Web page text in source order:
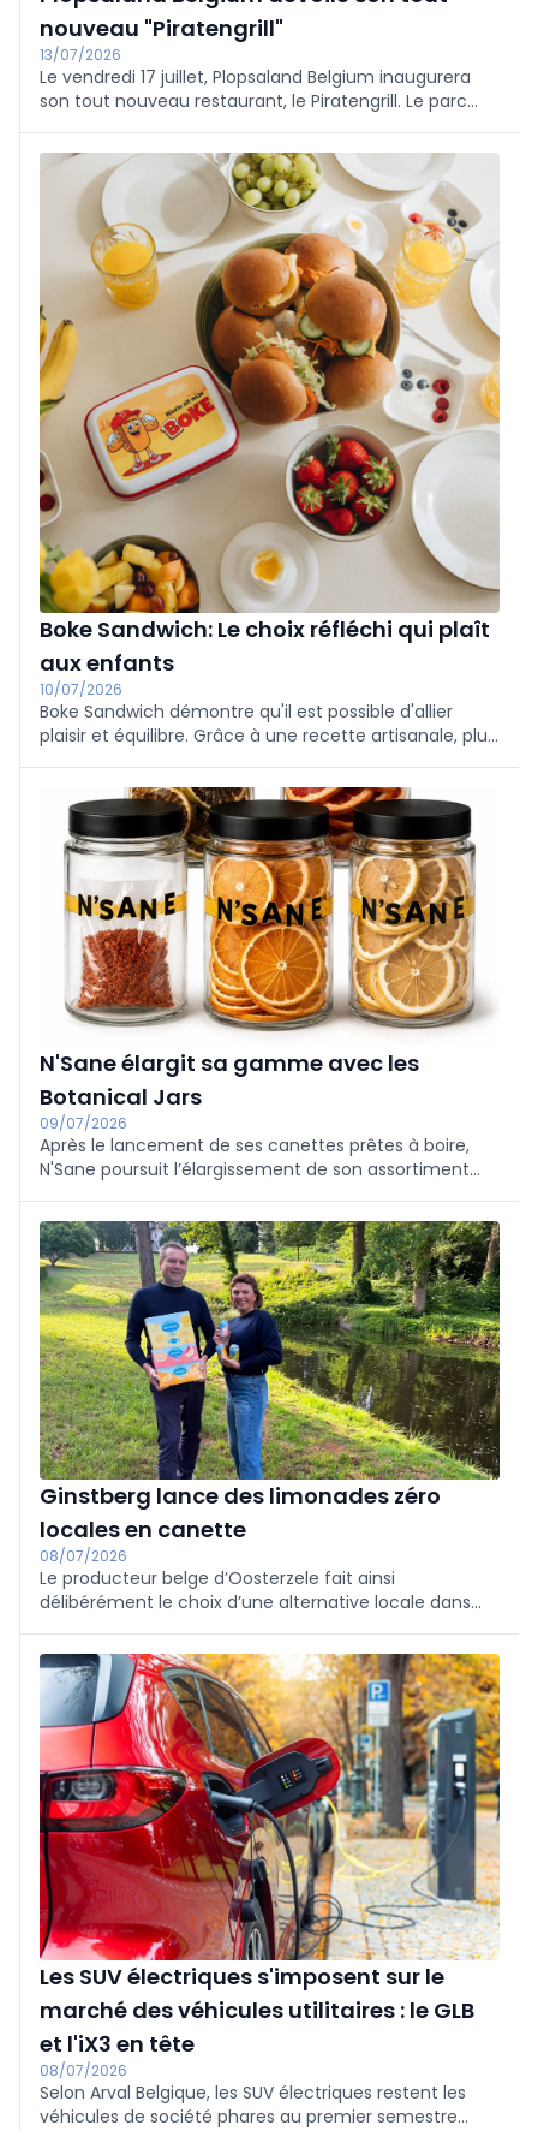
nouveau "Piratengrill"
13/07/2026
Le vendredi 17 juillet, Plopsaland Belgium inaugurera
son tout nouveau restaurant, le Piratengrill. Le parc
gastronomique à un niveau supérieur. Nous avons eu
la chance de jeter un coup d'œil dans les coulisses.
Boke Sandwich: Le choix réfléchi qui plaît
aux enfants
10/07/2026
Boke Sandwich démontre qu'il est possible d'allier
plaisir et équilibre. Grâce à une recette artisanale, plus
meilleures matières grasses, Broodhelden propose un
sandwich qui séduit autant les enfants que leurs
parents.
N'Sane élargit sa gamme avec les
Botanical Jars
09/07/2026
Après le lancement de ses canettes prêtes à boire,
N'Sane poursuit l’élargissement de son assortiment
Ginstberg lance des limonades zéro
locales en canette
08/07/2026
Le producteur belge d’Oosterzele fait ainsi
délibérément le choix d’une alternative locale dans
marques internationales.
Les SUV électriques s'imposent sur le
marché des véhicules utilitaires : le GLB
et l'iX3 en tête
08/07/2026
Selon Arval Belgique, les SUV électriques restent les
véhicules de société phares au premier semestre